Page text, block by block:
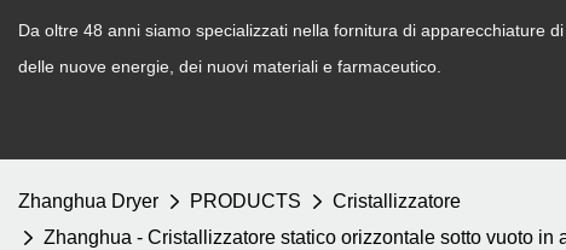
Da oltre 48 anni siamo specializzati nella fornitura di apparecchiature
delle nuove energie, dei nuovi materiali e farmaceutico.
Zhanghua Dryer PRODUCTS
Cristallizzatore
Zhanghua - Cristallizzatore statico orizzontale sotto vuoto